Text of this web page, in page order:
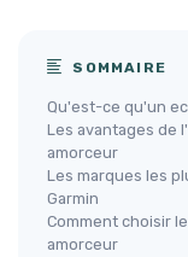
SOMMAIRE
Qu'est-ce qu'un
Les avantages de
amorceur
Les marques les
Garmin
Comment choisir
amorceur